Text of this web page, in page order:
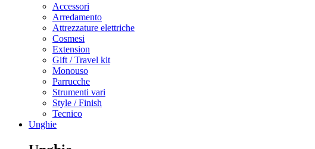
Accessori
Arredamento
Attrezzature elettriche
Cosmesi
Extension
Gift / Travel kit
Monouso
Parrucche
Strumenti vari
Style / Finish
Tecnico
Unghie